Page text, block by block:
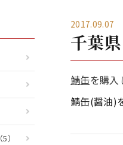
2017.09.07
千葉
鯖缶を購入
鯖缶(醤油)
（5）